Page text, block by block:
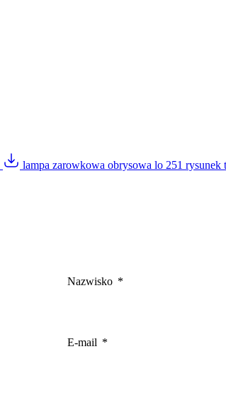
lampa zarowkowa obrysowa lo 251 rysunek
Nazwisko
E-mail